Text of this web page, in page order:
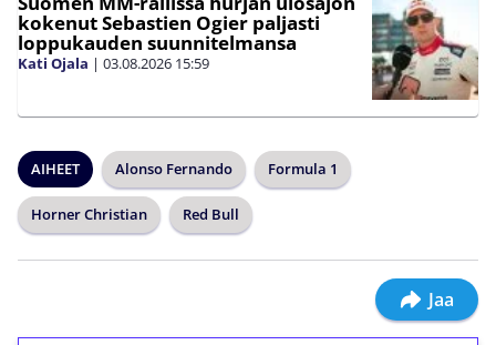
kokenut Sebastien Ogier paljasti
loppukauden suunnitelmansa
Kati Ojala | 03.08.2026 15:59
AIHEET Alonso Fernando Formula 1
Horner Christian Red Bull
Jaa